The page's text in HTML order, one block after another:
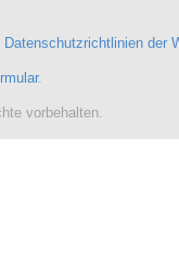
Datenschutzrichtlinien der
.
vorbehalten.